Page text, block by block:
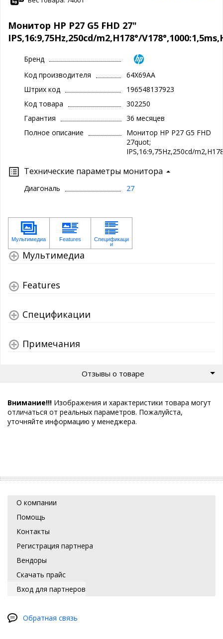
Монитор HP P27 G5 FHD 27"
IPS,16:9,75Hz,250cd/m2,H178°/
Бренд
Код производителя
64X69AA
Штрих код
196548137923
Код товара
302250
Гарантия
36 месяцев
Полное описание
Монитор HP P27 G5 FHD
27quot;
IPS,16:9,75Hz,250cd/
Технические параметры монитора
Диагональ 27
Мультимедиа
Features
Спецификации
Примечания
Отзывы о товаре
Внимание!!! Изображения и характеристики товара могут
отличаться от реальных параметров. Пожалуйста,
уточняйте информацию у менеджера.
О компании
Помощь
Контакты
Регистрация партнера
Вендоры
Скачать прайс
Вход для партнеров
Обратная связь